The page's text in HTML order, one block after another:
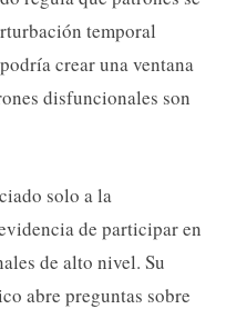
temporal
podría crear una ventana
disfuncionales son
solo a la
de participar en
de alto nivel. Su
abre preguntas sobre